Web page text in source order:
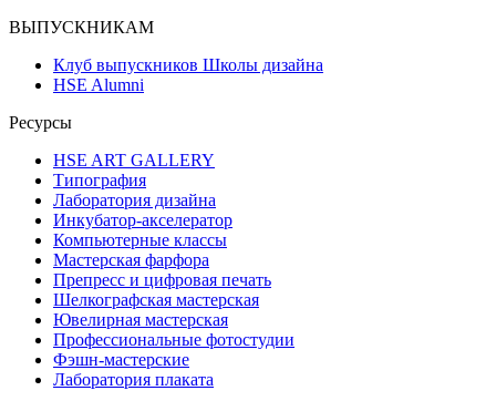
ВЫПУСКНИКАМ
Клуб выпускников Школы дизайна
HSE Alumni
Ресурсы
HSE ART GALLERY
Типография
Лаборатория дизайна
Инкубатор-акселератор
Компьютерные классы
Мастерская фарфора
Препресс и цифровая печать
Шелкографская мастерская
Ювелирная мастерская
Профессиональные фотостудии
Фэшн-мастерские
Лаборатория плаката